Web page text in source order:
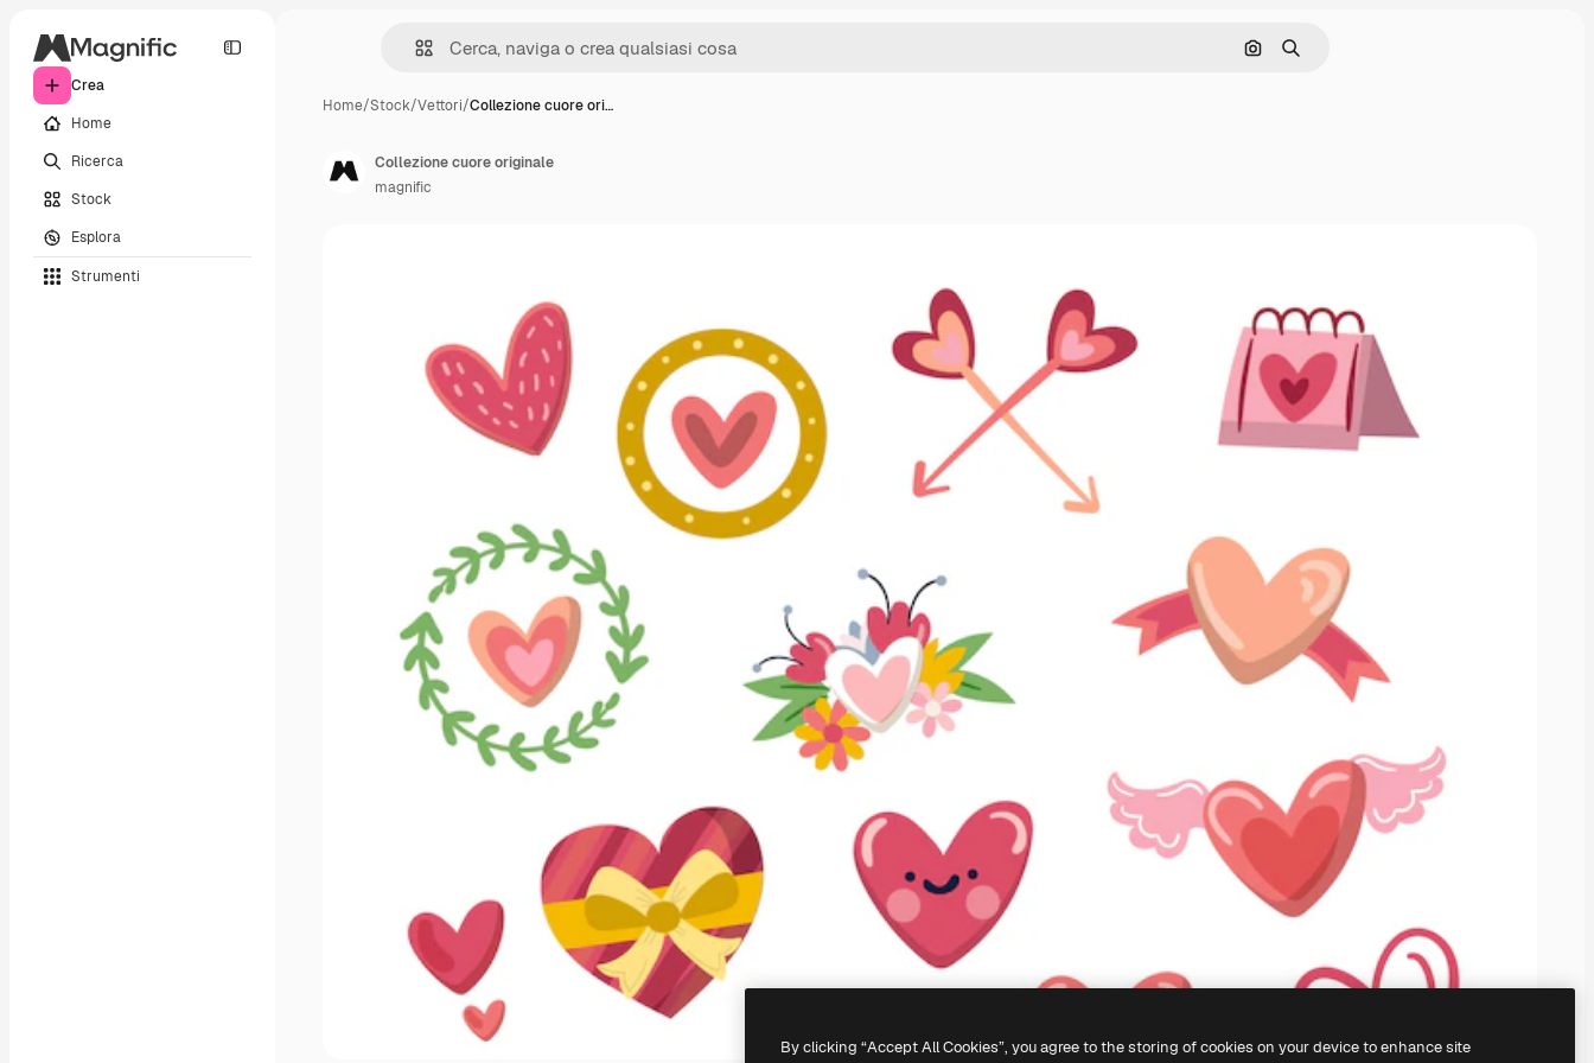
Crea
Home
Ricerca
Stock
Esplora
Strumenti
Cerca per immagine
Ricerca
Home/Stock/Vettori/Collezione cuore ori…
Collezione cuore originale
magnific
By clicking “Accept All Cookies”, you agree to the storing of cookies on your device to enhance site